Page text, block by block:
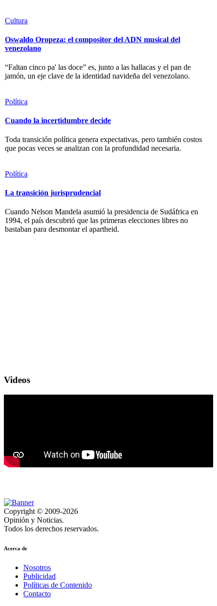
Cultura
Oswaldo Oropeza: el compositor del ADN musical del
venezolano
“Faltan cinco pa' las doce” es, junto a las hallacas y el pan de
jamón, un eje clave de la identidad navideña del venezolano.
Política
Cuando la incertidumbre decide
Toda transición política genera expectativas, pero también costos
que pocas veces se analizan con la profundidad necesaria.
Política
La transición jurisprudencial
Cuando Nelson Mandela asumió la presidencia de Sudáfrica en
1994, el país descubrió que las primeras elecciones libres no
bastaban para desmontar el apartheid.
Videos
Copyright © 2009-2026
Opinión y Noticias.
Todos los derechos reservados.
Acerca de
Nosotros
Publicidad
Políticas de Contenido
Contacto